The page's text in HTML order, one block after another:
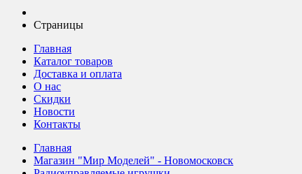
Страницы
Главная
Каталог товаров
Доставка и оплата
О нас
Скидки
Новости
Контакты
Главная
Магазин "Мир Моделей" - Новомосковск